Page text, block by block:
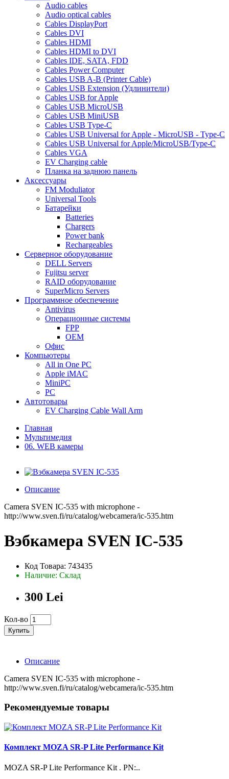
Audio cables
Audio optical cables
Cables DisplayPort
Cables DVI
Cables HDMI
Cables HDMI to DVI
Cables IDE, SATA, FDD
Cables Power Computer
Cables USB A-B (Printer Cable)
Cables USB Extension (Удлинители)
Cables USB for Apple
Cables USB MicroUSB
Cables USB MiniUSB
Cables USB Type-C
Cables USB Universal for Apple - MicroUSB - Type-C
Cables USB Universal for Apple/MicroUSB/Type-C
Cables VGA
EV Charging cable
Планка на заднюю панель
Аксессуары
FM Moduliator
Universal Tools
Батарейки
Batteries
Chargers
Power bank
Rechargeables
Серверное оборудование
DELL Servers
Fujitsu server
RAID оборудование
SuperMicro Servers
Программное обеспечение
Antivirus
Операционные системы
FPP
OEM
Офис
Компьютеры
All in One PC
Apple iMAC
MiniPC
PC
Автотовары
EV Charging Cable Wall Arm
Главная
Мультимедия
06. WEB камеры
Описание
Camera SVEN IC-535 with microphone -
http://www.sven.fi/ru/catalog/webcamera/ic-535.htm
Вэбкамера SVEN IC-535
Код Товара: 743435
Наличие: Склад
300 Lei
Кол-во
Купить
Описание
Camera SVEN IC-535 with microphone -
http://www.sven.fi/ru/catalog/webcamera/ic-535.htm
Рекомендуемые товары
Комплект MOZA SR-P Lite Performance Kit
MOZA SR-P Lite Performance Kit . PN:..